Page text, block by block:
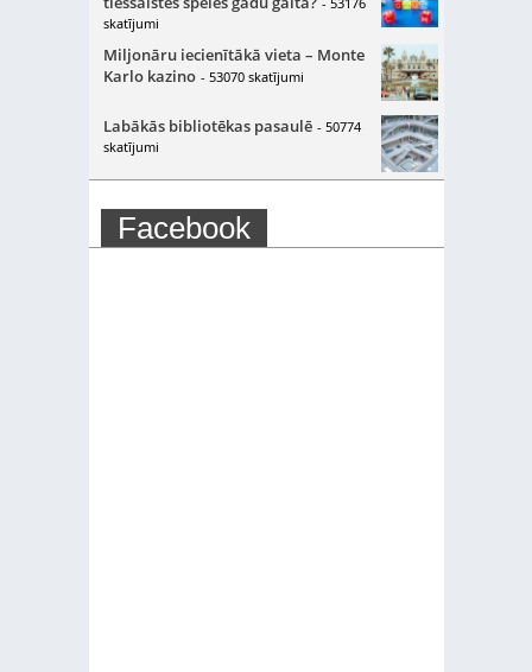
skatījumi
Miljonāru iecienītākā vieta – Monte
Karlo kazino - 53070 skatījumi
Labākās bibliotēkas pasaulē - 50774
skatījumi
Facebook